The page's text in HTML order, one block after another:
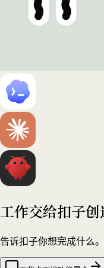
工作交给扣子创
告诉扣子你想完成什么